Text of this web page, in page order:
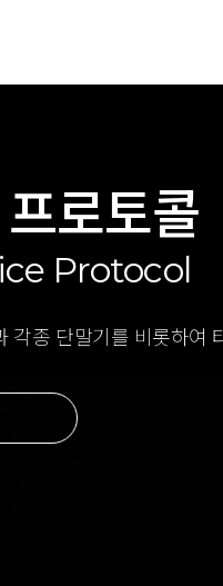
로토콜
Protocol
종 단말기를 비롯하여